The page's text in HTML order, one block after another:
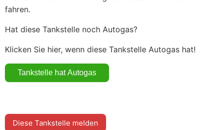
fahren.
Hat diese Tankstelle noch Autogas?
Klicken Sie hier, wenn diese Tankstelle Autogas hat!
Diese Tankstelle melden